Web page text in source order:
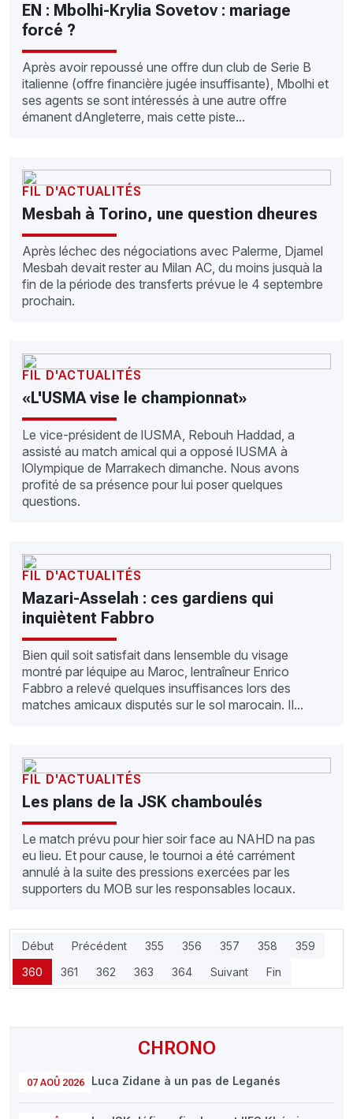
CHRONO
07 AOÛ 2026 Luca Zidane à un pas de Leganés
EN : Mbolhi-Krylia Sovetov : mariage
forcé ?
Après avoir repoussé une offre dun club de Serie B
italienne (offre financière jugée insuffisante), Mbolhi et
ses agents se sont intéressés à une autre offre
émanent dAngleterre, mais cette piste...
FIL D'ACTUALITÉS
Mesbah à Torino, une question dheures
Après léchec des négociations avec Palerme, Djamel
Mesbah devait rester au Milan AC, du moins jusquà la
fin de la période des transferts prévue le 4 septembre
prochain.
FIL D'ACTUALITÉS
«L'USMA vise le championnat»
Le vice-président de lUSMA, Rebouh Haddad, a
assisté au match amical qui a opposé lUSMA à
lOlympique de Marrakech dimanche. Nous avons
profité de sa présence pour lui poser quelques
questions.
FIL D'ACTUALITÉS
Mazari-Asselah : ces gardiens qui
inquiètent Fabbro
Bien quil soit satisfait dans lensemble du visage
montré par léquipe au Maroc, lentraîneur Enrico
Fabbro a relevé quelques insuffisances lors des
matches amicaux disputés sur le sol marocain. Il...
FIL D'ACTUALITÉS
Les plans de la JSK chamboulés
Le match prévu pour hier soir face au NAHD na pas
eu lieu. Et pour cause, le tournoi a été carrément
annulé à la suite des pressions exercées par les
supporters du MOB sur les responsables locaux.
Début Précédent 355 356 357 358
359
360
361 362 363 364 Suivant Fin